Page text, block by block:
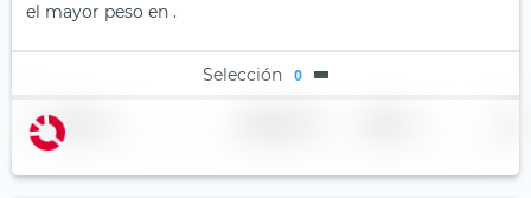
el mayor peso en .
Selección 0
Nombre